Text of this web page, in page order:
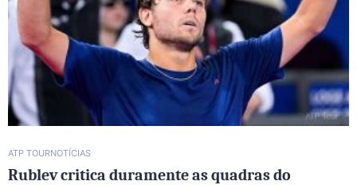
ATP TOURNOTÍCIAS
Rublev critica duramente as quadras do